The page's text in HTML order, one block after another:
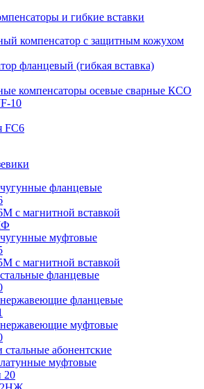
и гибкие вставки
компенсатор с защитным кожухом
фланцевый (гибкая вставка)
компенсаторы осевые сварные КСО
10
FC6
фланцевые
с магнитной вставкой
муфтовые
c магнитной вставкой
фланцевые
фланцевые
муфтовые
стальные абонентские
муфтовые
20